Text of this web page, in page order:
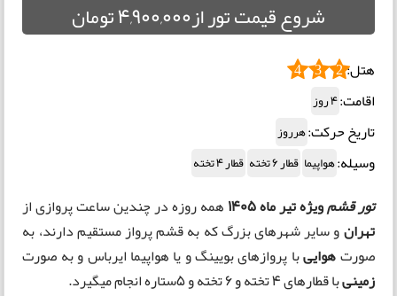
شروع قیمت تور از4,900,000 تومان
هتل: 2
3
4
اقامت:4 روز
تاریخ حرکت:هرروز
وسیله:هواپیما قطار 6 تخته قطار 4 تخته
تور قشمویژه تیر ماه 1405
همه روزه در چندین ساعت پروازی از
تهرانو سایر شهرهای بزرگ که به قشم پرواز مستقیم دارند، به
صورتهواییبا پروازهای بویینگ و یا هواپیما ایرباس و به صورت
زمینیبا قطارهای 4 تخته و 6 تخته و 5ستاره انجام میگیرد.